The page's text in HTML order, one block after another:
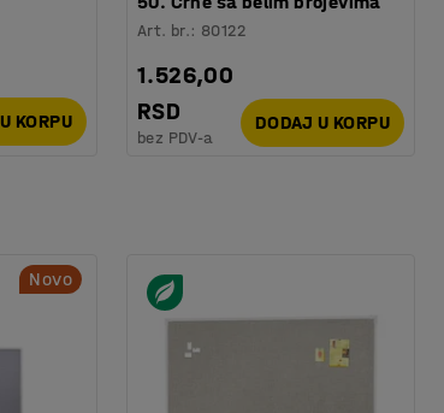
KORPU
Art. br.: 80122
1.526,00
RSD
bez PDV-a
DODAJ U KORPU
Novo